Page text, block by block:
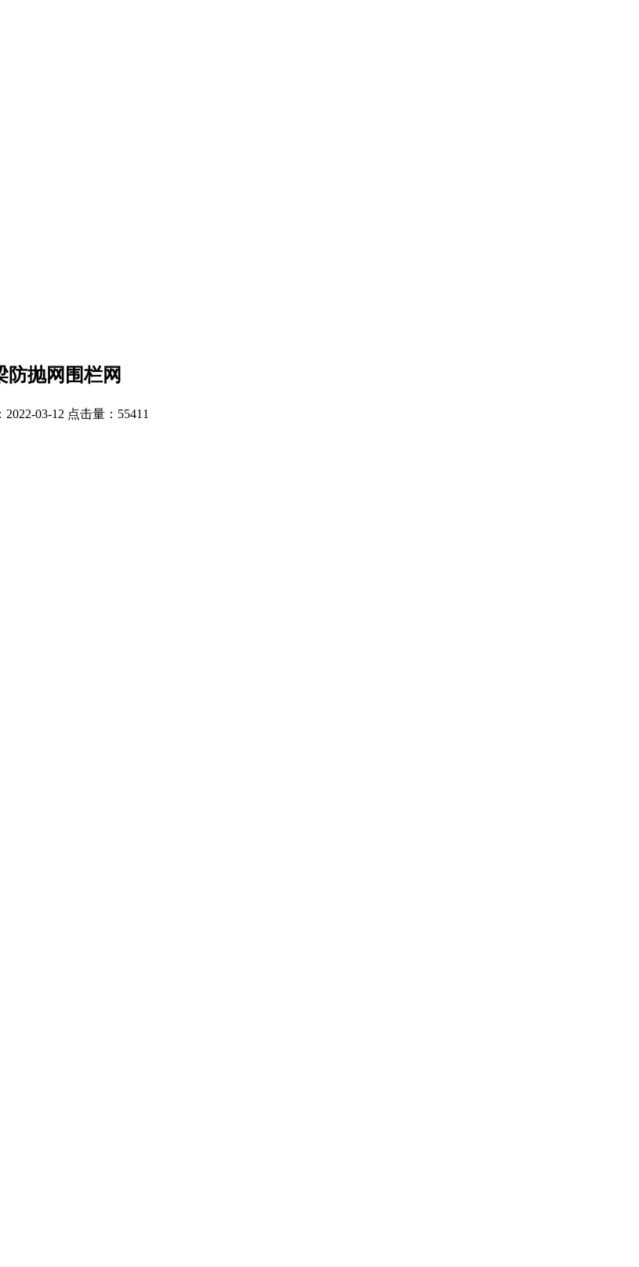
防抛网围栏网
03-12 点击量： 55411